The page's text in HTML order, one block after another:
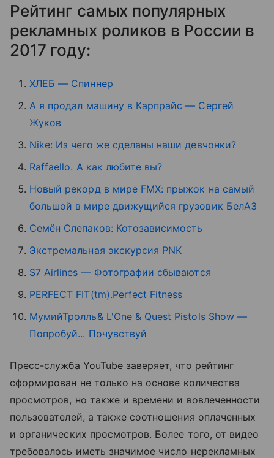
Рейтинг самых популярных
рекламных роликов в России в
2017 году:
ХЛЕБ — Спиннер
А я продал машину в Карпрайс — Сергей
Жуков
Nike: Из чего же сделаны наши девчонки?
Raffaello. А как любите вы?
Новый рекорд в мире FMX: прыжок на самый
большой в мире движущийся грузовик БелАЗ
Семён Слепаков: Котозависимость
Экстремальная экскурсия PNK
S7 Airlines — Фотографии сбываются
PERFECT FIT(tm).Perfect Fitness
МумийТролль& L'One & Quest Pistols Show —
Попробуй... Почувствуй
Пресс-служба YouTube заверяет, что рейтинг
сформирован не только на основе количества
просмотров, но также и времени и вовлеченности
пользователей, а также соотношения оплаченных
и органических просмотров. Более того, от видео
требовалось иметь значимое число нерекламных